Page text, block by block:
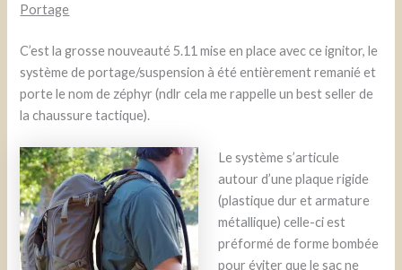
Portage
C’est la grosse nouveauté 5.11 mise en place avec ce ignitor, le
système de portage/suspension à été entièrement remanié et
porte le nom de zéphyr (ndlr cela me rappelle un best seller de
la chaussure tactique).
Le système s’articule
autour d’une plaque rigide
(plastique dur et armature
métallique) celle-ci est
préformé de forme bombée
pour éviter que le sac ne